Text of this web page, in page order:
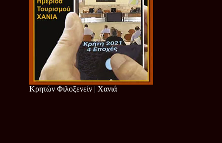
Κρητών Φιλοξενείν | Χανιά